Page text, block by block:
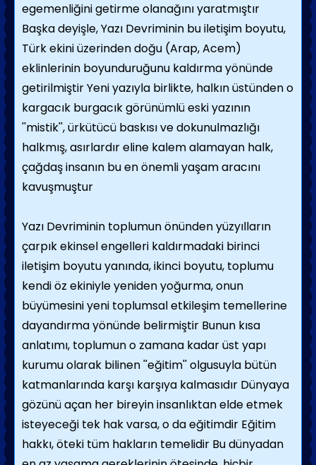
egemenliğini getirme olanağını yaratmıştır
Başka deyişle, Yazı Devriminin bu iletişim boyutu,
Türk ekini üzerinden doğu (Arap, Acem)
eklinlerinin boyunduruğunu kaldırma yönünde
getirilmiştir Yeni yazıyla birlikte, halkın üstünden o
kargacık burgacık görünümlü eski yazının
''mistik'', ürkütücü baskısı ve dokunulmazlığı
halkmış, asırlardır eline kalem alamayan halk,
çağdaş insanın bu en önemli yaşam aracını
kavuşmuştur
Yazı Devriminin toplumun önünden yüzyılların
çarpık ekinsel engelleri kaldırmadaki birinci
iletişim boyutu yanında, ikinci boyutu, toplumu
kendi öz ekiniyle yeniden yoğurma, onun
büyümesini yeni toplumsal etkileşim temellerine
dayandırma yönünde belirmiştir Bunun kısa
anlatımı, toplumun o zamana kadar üst yapı
kurumu olarak bilinen ''eğitim'' olgusuyla bütün
katmanlarında karşı karşıya kalmasıdır Dünyaya
gözünü açan her bireyin insanlıktan elde etmek
isteyeceği tek hak varsa, o da eğitimdir Eğitim
hakkı, öteki tüm hakların temelidir Bu dünyadan